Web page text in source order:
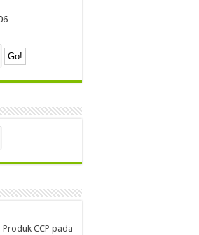
CCP pada